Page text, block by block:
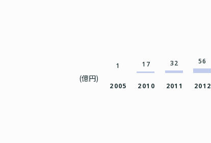
(億円)
1
2005
17
2010
32
2011
56
2012